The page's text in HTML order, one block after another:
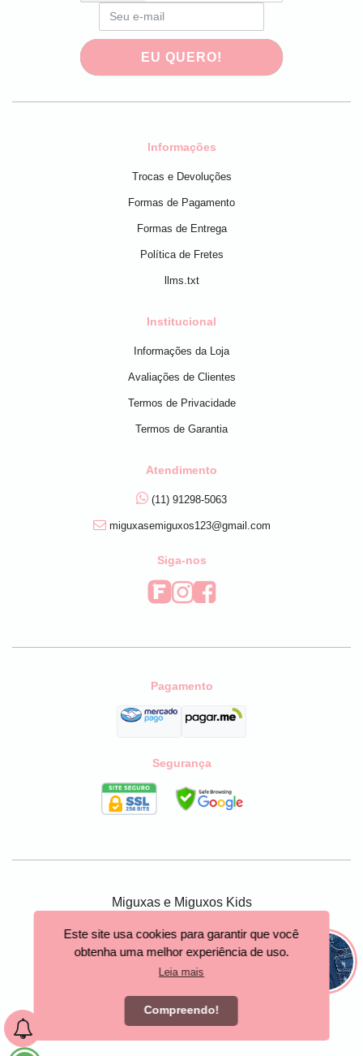
Este site usa cookies para garantir que você
obtenha uma melhor experiência de uso.
Leia mais
Compreendo!
EU QUERO!
Informações
Trocas e Devoluções
Formas de Pagamento
Formas de Entrega
Política de Fretes
llms.txt
Institucional
Informações da Loja
Avaliações de Clientes
Termos de Privacidade
Termos de Garantia
Atendimento
(11) 91298-5063
miguxasemiguxos123@gmail.com
Siga-nos
Pagamento
Segurança
Miguxas e Miguxos Kids
Criar loja virtual com a plataforma